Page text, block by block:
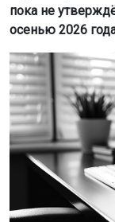
пока не
осенью 2026